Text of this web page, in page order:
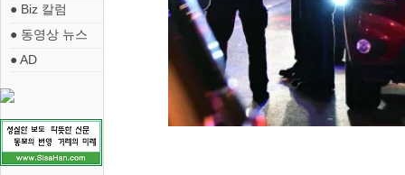
● Biz 칼럼
● 동영상 뉴스
● AD